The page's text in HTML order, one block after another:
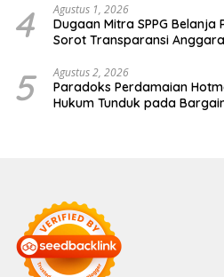
4 Agustus 1, 2026
Dugaan Mitra SPPG Belanja
Sorot Transparansi
5 Agustus 2, 2026
Paradoks Perdamaian
Hukum Tunduk pada